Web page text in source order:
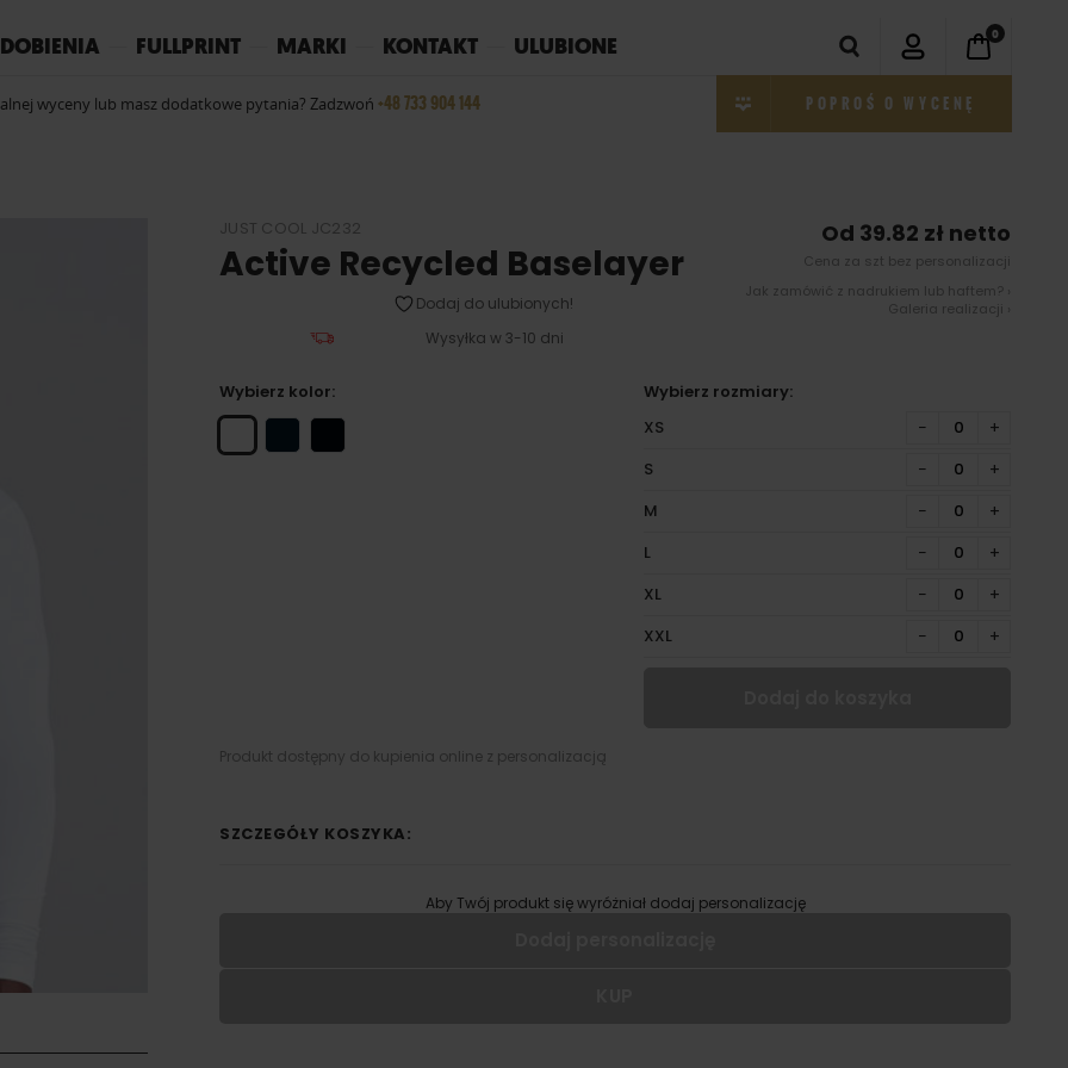
FULLPRINT MARKI KONTAKT ULUBIONE
wyceny lub masz dodatkowe pytania? Zadzwoń +48 733 904 144
0
POPROŚ O WYCENĘ
JUST COOL JC232
Active Recycled Baselayer
Dodaj do ulubionych!
Wysyłka w 3-10 dni
Od 39.82 zł netto
Cena za szt bez personalizacji
Jak zamówić z nadrukiem lub haftem? ›
Galeria realizacji ›
Wybierz kolor:
Wybierz rozmiary:
XS
− +
S − +
M − +
L − +
XL − +
XXL − +
Produkt dostępny do kupienia online z personalizacją
SZCZEGÓŁY KOSZYKA:
Aby Twój produkt się wyróżniał dodaj personalizację